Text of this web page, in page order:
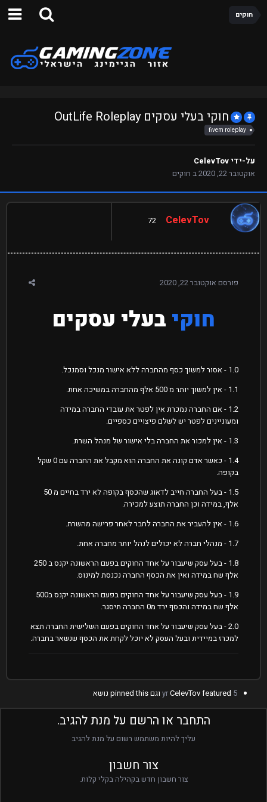
חוקים
חוקי בעלי עסקים OutLife Roleplay
fivem roleplay
על-ידיCelevTov
אוקטובר 22, 2020
ב חוקים
CelevTov
72
פורסם אוקטובר 22, 2020
חוקי בעלי עסקים
1.0 - אסור למשוך כסף מהחברה ללא אישור מנכל וסמנכל.
1.1 - אין למשוך יותר מ 500 אלף מהחברה במשיכה אחת.
1.2 - אם החברה נמכרת אין לפטר את עובדי החברה במידה
ומעוניינים לפטר יש לשלם פיצויים כספיים.
1.3 - אין למכור את החברה בלי אישור של מנהל השרת.
1.4 - כאשר אדם קונה את החברה הוא מקבל את החברה עם 0 שקל
בקופה.
1.5 - בעל החברה חייב לדאוג שהכסף בקופה לא ירד בחיים מ 50
אלף, במידה וכן החברה תוצע למכירה.
1.6 - אין להעביר את החברה לחבר לאחר פרישה מהשרת.
1.7 - מנהלי חברה לא יכולים לנהל יותר מחברה אחת.
1.8 - בעל עסק שיעבור על אחד החוקים בפעם הראשונה יקנס ב 250
אלף שח במידה ואין את הכסף החברה נכנסת למינוס.
1.9 - בעל עסק שיעבור על אחד החוקים בפעם הראשונה יקנס ב500
אלף שח במידה והכסף ירד מ0 החברה תיסגר.
2.0 - בעל עסק שיעבור על אחד החוקים בפעם השלישית החברה תצא
למכרז במיידית ובעל העסק לא יוכל לקחת את הכסף שנשאר בחברה.
5 yr
CelevTovfeatured וגם pinned this נושא
התחבר או הרשם על מנת להגיב.
עליך להיות משתמש רשום על מנת להגיב
צור חשבון
צור חשבון חדש בקהילה בקלי קלות.